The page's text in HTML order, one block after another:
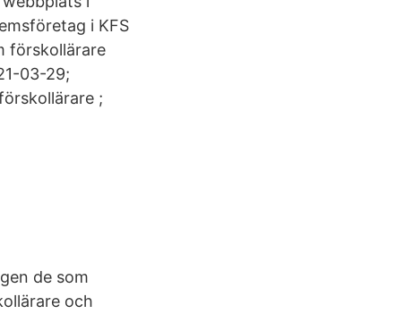
i KFS
förskollärare
03-29;
;
de som
och